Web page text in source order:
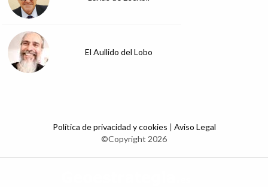
El Aullido del Lobo
Política de privacidad y cookies | Aviso Legal
©Copyright 2026